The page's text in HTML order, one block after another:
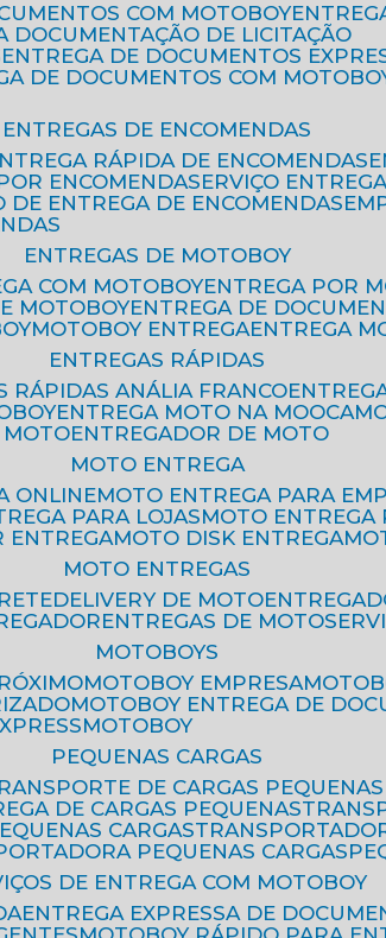
COM MOTOBOY
DOCUMENTAÇÃO DE LICITAÇÃO
ENTREGA DE DOCUMENTOS
DE DOCUMENTOS COM
ENTREGAS DE ENCOMENDAS
ENTREGA RÁPIDA DE ENCOMENDAS
POR ENCOMENDA
SERVIÇO
DE ENTREGA DE ENCOMENDAS
ENTREGAS DE MOTOBOY
COM MOTOBOY ENTREGA POR
MOTOBOY
ENTREGA DE
MOTOBOY ENTREGA
ENTREGA
ENTREGAS RÁPIDAS
RÁPIDAS ANÁLIA FRANCO
ENTREGA MOTO NA MOOCA
MOTO
ENTREGADOR DE MOTO
MOTO ENTREGA
ONLINE
MOTO ENTREGA PARA
PARA LOJAS MOTO
ENTREGA MOTO DISK ENTREGA
MOTO ENTREGAS
DELIVERY DE MOTO
ENTREGAS DE MOTO
MOTOBOYS
MOTOBOY EMPRESA
MOTOBOY ENTREGA DE
MOTOBOY
PEQUENAS CARGAS
TRANSPORTE DE CARGAS PEQUENAS
DE CARGAS PEQUENAS
CARGAS
PEQUENAS CARGAS
DE ENTREGA COM MOTOBOY
ENTREGA EXPRESSA DE